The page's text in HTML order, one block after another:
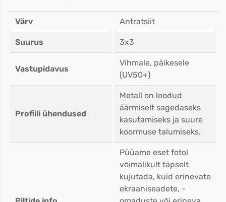
Värv Antratsiit
Suurus 3x3
Vastupidavus
Vihmale, päikesele
(UV50+)
Profiili ühendused
Metall on loodud
äärmiselt sagedaseks
kasutamiseks ja suure
koormuse talumiseks.
Püüame eset fotol
võimalikult täpselt
kujutada, kuid erinevate
ekraaniseadete, -